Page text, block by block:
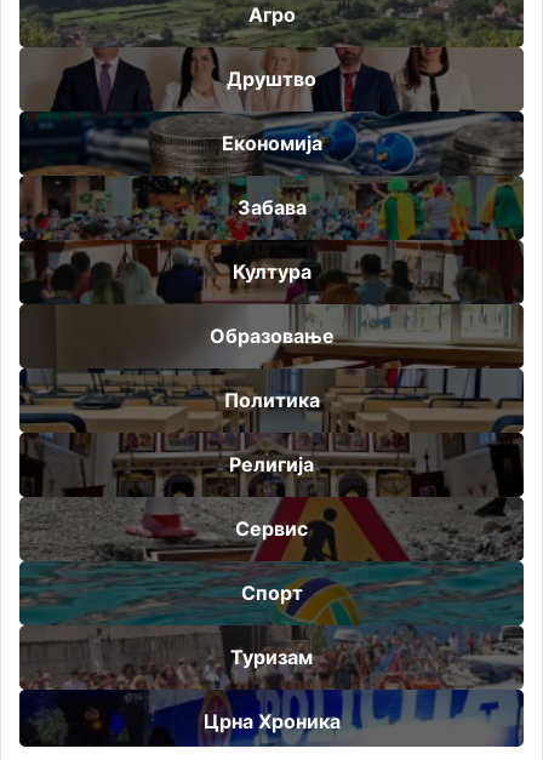
Агро
Друштво
Економија
Забава
Култура
Образовање
Политика
Религија
Сервис
Спорт
Туризам
Црна Хроника